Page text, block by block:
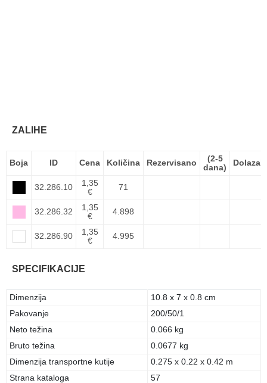
ZALIHE
Boja ID Cena Količina Rezervisano
(2-5
dana)
Dolazak
32.286.10
1,35
€
71
32.286.32
1,35
€
4.898
32.286.90
1,35
€
4.995
SPECIFIKACIJE
Dimenzija
10.8 x 7 x 0.8 cm
Pakovanje
200/50/1
Neto težina
0.066 kg
Bruto težina
0.0677 kg
Dimenzija transportne kutije
0.275 x 0.22 x 0.42 m
Strana kataloga
57